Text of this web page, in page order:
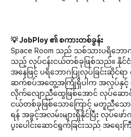
💡 JobPloy ၏ စကားတစ်ခွန်း
Space Room သည် သစ်သားပရိဘော
သည့် လုပ်ငန်းငယ်တစ်ခုဖြစ်သည်။ နိုင်ငံ
အနေဖြင့် ပရိဘောဂပြုလုပ်ခြင်းဆိုင်
ဆက်စပ်အတွေ့အကြုံရှိပါက အလုပ်နှင့် လ
လိုက်လျောညီထွေဖြစ်အောင် လုပ်ဆော
ငယ်တစ်ခုဖြစ်သောကြောင့် မတူညီသော
ရန် အခွင့်အလမ်းများရှိနိုင်ပြီး လုပ်ဖော်
ပူးပေါင်းဆောင်ရွက်ခြင်းသည် အရေးက